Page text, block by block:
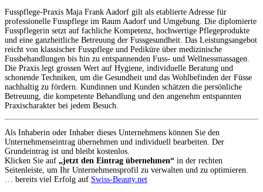
Fusspflege-Praxis Maja Frank Aadorf gilt als etablierte Adresse für
professionelle Fusspflege im Raum Aadorf und Umgebung. Die diplomierte
Fusspflegerin setzt auf fachliche Kompetenz, hochwertige Pflegeprodukte
und eine ganzheitliche Betreuung der Fussgesundheit. Das Leistungsangebot
reicht von klassischer Fusspflege und Pediküre über medizinische
Fussbehandlungen bis hin zu entspannenden Fuss- und Wellnessmassagen.
Die Praxis legt grossen Wert auf Hygiene, individuelle Beratung und
schonende Techniken, um die Gesundheit und das Wohlbefinden der Füsse
nachhaltig zu fördern. Kundinnen und Kunden schätzen die persönliche
Betreuung, die kompetente Behandlung und den angenehm entspannten
Praxischarakter bei jedem Besuch.
Als Inhaberin oder Inhaber dieses Unternehmens können Sie den
Unternehmenseintrag übernehmen und individuell bearbeiten. Der
Grundeintrag ist und bleibt kostenlos.
Klicken Sie auf „jetzt den Eintrag übernehmen“ in der rechten
Seitenleiste, um Ihr Unternehmensprofil zu verwalten und zu optimieren.
… bereits viel Erfolg auf Swiss-Beauty.net